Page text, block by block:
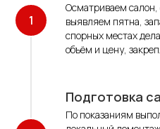
Осматриваем
выявляем пятна,
спорных местах
объём и цену,
Подготовка
По показаниям